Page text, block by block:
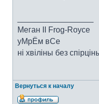
Меган II Frog-Royce
уМрЁм вСе
ні хвіліны без
Вернуться к началу